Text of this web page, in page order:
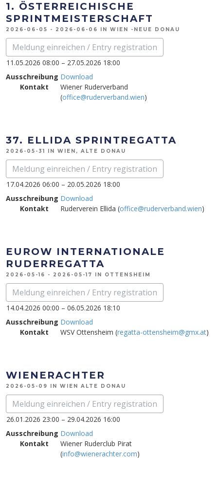
1. ÖSTERREICHISCHE
SPRINTMEISTERSCHAFT
2026-06-05 - 2026-06-06 IN WIEN -NEUE DONAU
Meldung einreichen / Entry registration
11.05.2026 08:00 – 27.05.2026 18:00
Ausschreibung
Kontakt
Download
Wiener Ruderverband
(office@ruderverband.wien)
37. ELLIDA SPRINTREGATTA
2026-05-31 IN WIEN, ALTE DONAU
Meldung einreichen / Entry registration
17.04.2026 06:00 – 20.05.2026 18:00
Ausschreibung
Kontakt
Download
Ruderverein Ellida (office@ruderverband.wien)
EUROW INTERNATIONALE
RUDERREGATTA
2026-05-16 - 2026-05-17 IN OTTENSHEIM
Meldung einreichen / Entry registration
14.04.2026 00:00 – 06.05.2026 18:10
Ausschreibung
Kontakt
Download
WSV Ottensheim (regatta-ottensheim@gmx.at)
WIENERACHTER
2026-05-09 IN WIEN ALTE DONAU
Meldung einreichen / Entry registration
26.01.2026 23:00 – 29.04.2026 16:00
Ausschreibung
Kontakt
Download
Wiener Ruderclub Pirat
(info@wienerachter.com)